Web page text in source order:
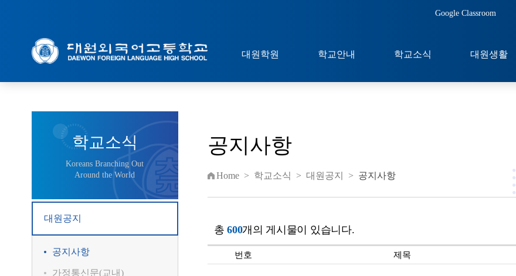
Google Classroom
대원학원 학교안내 학교소식 대원생활
학교소식
Koreans Branching Out
Around the World
대원공지
공지사항
가정통신문(교내)
공지사항
Home > 학교소식 > 대원공지 > 공지사항
총600개의 게시물이 있습니다.
번호 제목